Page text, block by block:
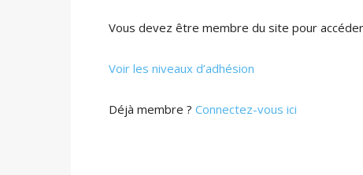
Vous devez être membre du site pour
Voir les niveaux d’adhésion
Déjà membre ? Connectez-vous ici